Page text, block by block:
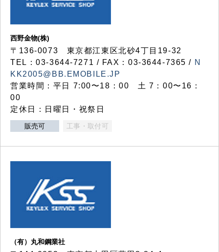
西野金物(株)
〒136-0073 東京都江東区北砂4丁目19-32
TEL：03‐3644‐7271 / FAX：03-3644-7365 / N
KK2005@BB.EMOBILE.JP
営業時間：平日 7:00〜18：00 土 7：00〜16：
00
定休日：日曜日・祝祭日
販売可 工事・取付可
（有）丸和鋼業社